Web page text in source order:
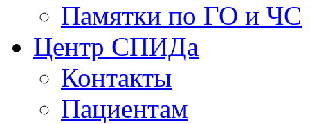
Памятки по ГО и ЧС
Центр СПИДа
Контакты
Пациентам